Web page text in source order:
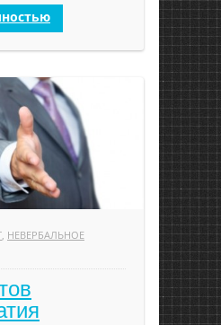
, НЕВЕРБАЛЬНОЕ